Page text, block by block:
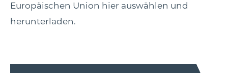
Europäischen Union hier auswählen und
herunterladen.